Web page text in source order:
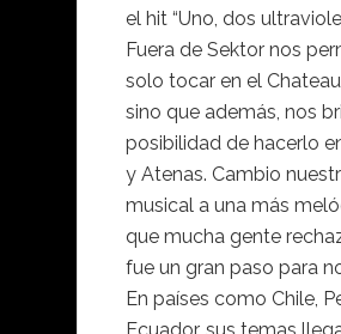
el hit “Uno, dos
Fuera de Sektor nos
solo tocar en el Chateau
sino que además, nos
posibilidad de hacerlo
y Atenas. Cambio
musical a una más
que mucha gente
fue un gran paso para
En países como Chile,
Ecuador, sus temas